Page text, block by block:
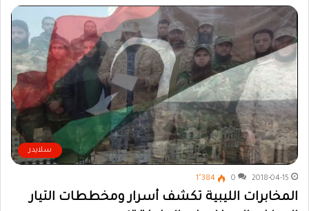
سلايدر
2018-04-15
0 1٬384
المخابرات الليبية تكشف أسرار ومخططات التيار